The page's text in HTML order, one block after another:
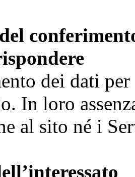
dei dati
In loro
al sito né i